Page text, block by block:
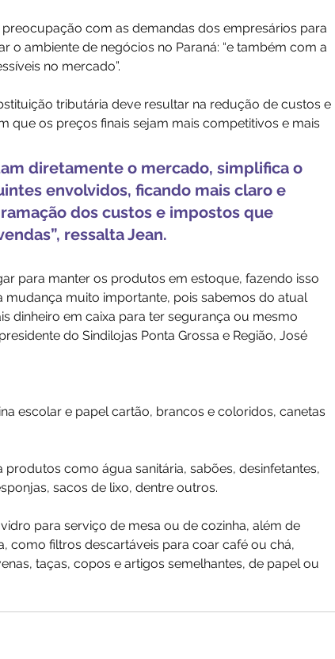
com as demandas dos empresários para
o ambiente de negócios no Paraná: “e também com a
no mercado”.
tributária deve resultar na redução de custos e
que os preços finais sejam mais competitivos e mais
diretamente o mercado, simplifica o
envolvidos, ficando mais claro e
dos custos e impostos que
ressalta Jean.
para manter os produtos em estoque, fazendo isso
mudança muito importante, pois sabemos do atual
dinheiro em caixa para ter segurança ou mesmo
do Sindilojas Ponta Grossa e Região, José
escolar e papel cartão, brancos e coloridos, canetas
como água sanitária, sabões, desinfetantes,
sacos de lixo, dentre outros.
para serviço de mesa ou de cozinha, além de
como filtros descartáveis para coar café ou chá,
taças, copos e artigos semelhantes, de papel ou